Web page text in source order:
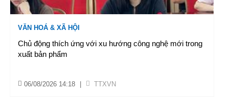
VĂN HOÁ & XÃ HỘI
Chủ động thích ứng với xu hướng công nghệ mới trong
xuất bản phẩm
06/08/2026 14:18 TTXVN